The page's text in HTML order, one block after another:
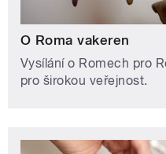
O Roma vakeren
Vysílání o Romech pro
pro širokou veřejnost.